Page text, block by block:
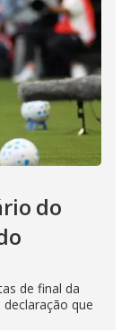
do
de final da
que